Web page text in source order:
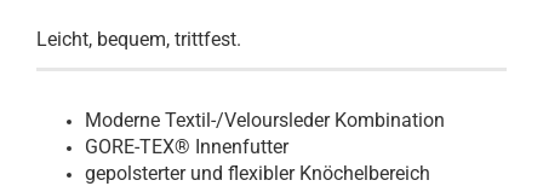
Leicht, bequem, trittfest.
Moderne Textil-/Veloursleder Kombination
GORE-TEX® Innenfutter
gepolsterter und flexibler Knöchelbereich